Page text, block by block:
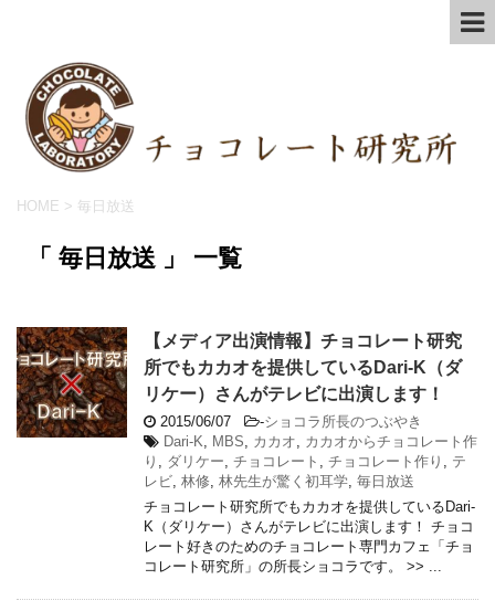
HOME > 毎日放送
「 毎日放送 」 一覧
【メディア出演情報】チョコレート研究
所でもカカオを提供しているDari-K（ダ
リケー）さんがテレビに出演します！
2015/06/07 -ショコラ所長のつぶやき
Dari-K
MBS カカオ
カカオからチョコレート作
り
ダリケー チョコレート チョコレート作り
テ
レビ 林修 林先生が驚く初耳学 毎日放送
チョコレート研究所でもカカオを提供しているDari-
K（ダリケー）さんがテレビに出演します！ チョコ
レート好きのためのチョコレート専門カフェ「チョ
コレート研究所」の所長ショコラです。 >> ...